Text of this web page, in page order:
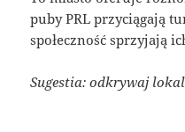
puby PRL przyciągają
społeczność sprzyjają
Sugestia: odkrywaj